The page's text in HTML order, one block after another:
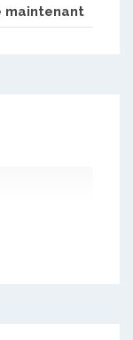
maintenant